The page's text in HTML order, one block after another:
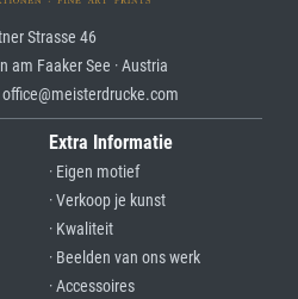
Strasse 46
am Faaker See · Austria
office@meisterdrucke.com
Extra Informatie
· Eigen motief
· Verkoop je kunst
· Kwaliteit
· Beelden van ons werk
· Accessoires